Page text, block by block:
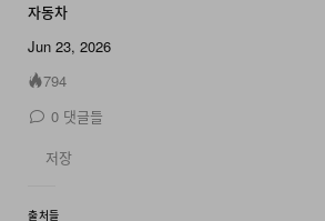
자동차
Jun 23, 2026
794
0 댓글들
저장
출처들